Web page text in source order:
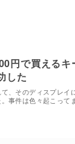
円で買えるキ
した
、そのディスプレイ
事件は色々起こって